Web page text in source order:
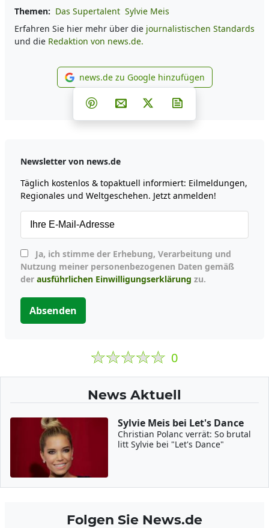
Themen: Das Supertalent Sylvie Meis
Erfahren Sie hier mehr über die journalistischen Standards
und die Redaktion von news.de.
news.de zu Google
news.de zu Google hinzufügen
Teilen auf Facebook
Teilen auf Whatsapp
Teilen auf Telegram
Teilen auf Pinterest
Per E-Mail teilen
Post auf X
Newsletter von news.de
Täglich kostenlos & topaktuell informiert: Eilmeldungen,
Regionales und Weltgeschehen. Jetzt anmelden!
Nutzung meiner personenbezogenen Daten gemäß
der ausführlichen Einwilligungserklärung zu.
Absenden
0
News Aktuell
Sylvie Meis bei Let's Dance
Christian Polanc verrät: So brutal
litt Sylvie bei "Let's Dance"
Folgen Sie News.de